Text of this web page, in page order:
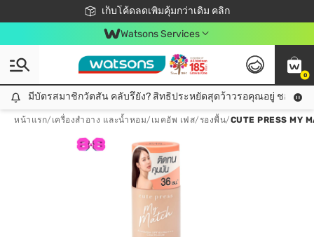
เก็บโค้ดลดเพิ่มคุ้มกว่าเดิม คลิก
ชอปออนไลน์ครั้งแรก ลดเพิ่มจุก ๆ 10%! 🎉
📦ส่งฟรี! เมื่อชอป 499฿
สมาชิกวัตสัน คลับดียังไง?
Watsons Services
0
มีบัตรสมาชิกวัตสัน คลับรึยัง? สิทธิประหยัดสุดว้าวรอคุณอยู่ ชอปคุ้มกว่าเดิม คลิก!
มีบัตรสมาชิกวัตสัน คลับรึยัง? สิทธิประหยัดสุดว้าวรอคุณอยู่ ชอปคุ้มก
หน้าแรก/ เครื่องสำอาง และน้ำหอม/ เมคอัพ เฟส/ รองพื้น/CUTE PRESS MY